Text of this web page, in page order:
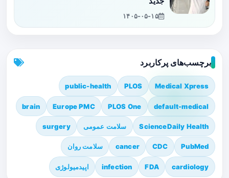
۱۴۰۵-۰۵-۱۵
برچسب‌های پرکاربرد
Medical Xpress
PLOS
public-health
default-medical
PLOS One
Europe PMC
brain
ScienceDaily Health سلامت عمومی surgery
PubMed
CDC
cancer سلامت روان
cardiology
FDA
infection اپیدمیولوژی